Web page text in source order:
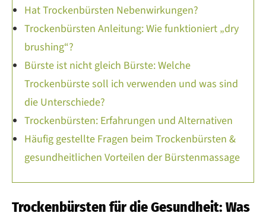
Hat Trockenbürsten Nebenwirkungen?
Trockenbürsten Anleitung: Wie funktioniert „dry
brushing“?
Bürste ist nicht gleich Bürste: Welche
Trockenbürste soll ich verwenden und was sind
die Unterschiede?
Trockenbürsten: Erfahrungen und Alternativen
Häufig gestellte Fragen beim Trockenbürsten &
gesundheitlichen Vorteilen der Bürstenmassage
Trockenbürsten für die Gesundheit: Was